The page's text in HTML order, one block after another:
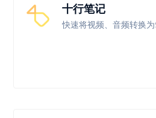
十行笔记
快速将视频、音频转换